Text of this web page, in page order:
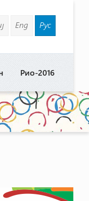
Eng Рус
Рио-2016